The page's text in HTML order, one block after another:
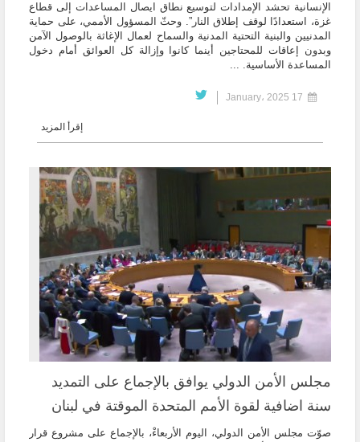
الإنسانية تحشد الإمدادات لتوسيع نطاق ايصال المساعدات إلى قطاع
غزة، استعدادًا لوقف إطلاق النار”. وحثّ المسؤول الأممي، على حماية
المدنيين والبنية التحتية المدنية والسماح لعمال الإغاثة بالوصول الآمن
وبدون إعاقات للمحتاجين أينما كانوا وإزالة كل العوائق أمام دخول
المساعدة الأساسية. ...
إقرأ المزيد
مجلس الأمن الدولي يوافق بالإجماع على التمديد
سنة اضافية لقوة الأمم المتحدة الموقتة في لبنان
صوّت مجلس الأمن الدولي، اليوم الأربعاءْ، بالإجماع على مشروع قرار